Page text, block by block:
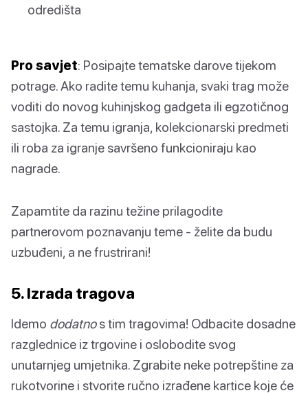
odredišta
Pro savjet: Posipajte tematske darove tijekom
potrage. Ako radite temu kuhanja, svaki trag može
voditi do novog kuhinjskog gadgeta ili egzotičnog
sastojka. Za temu igranja, kolekcionarski predmeti
ili roba za igranje savršeno funkcioniraju kao
nagrade.
Zapamtite da razinu težine prilagodite
partnerovom poznavanju teme - želite da budu
uzbuđeni, a ne frustrirani!
5. Izrada tragova
Idemo dodatnos tim tragovima! Odbacite dosadne
razglednice iz trgovine i oslobodite svog
unutarnjeg umjetnika. Zgrabite neke potrepštine za
rukotvorine i stvorite ručno izrađene kartice koje će